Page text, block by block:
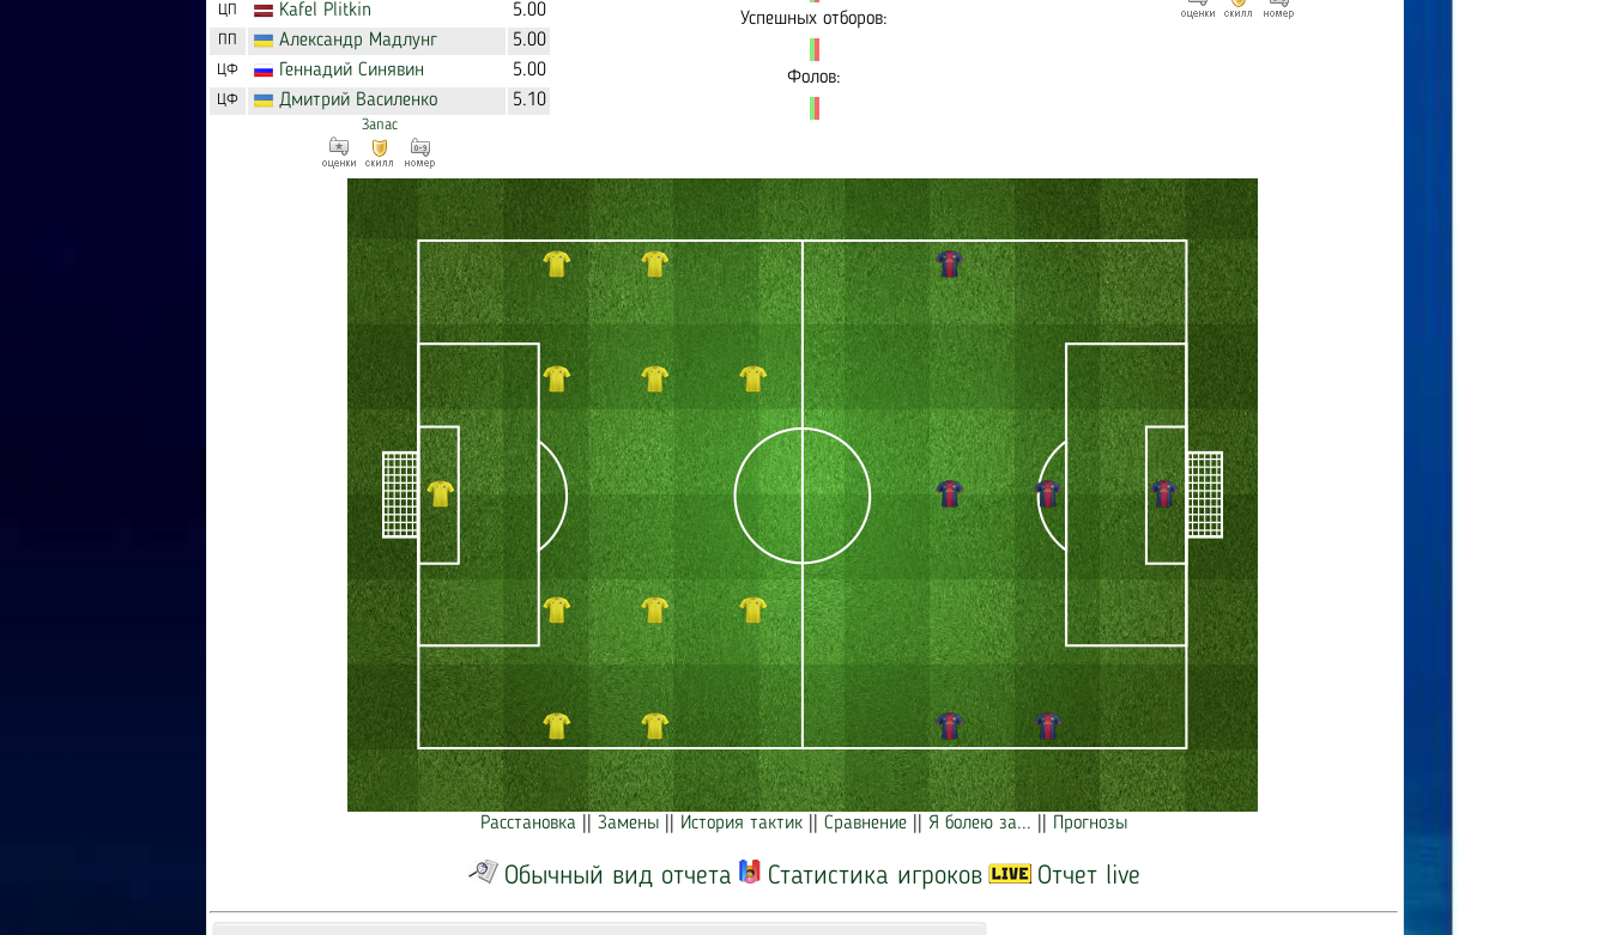
ЦП Kafel Plitkin 5.00
ПП Александр Мадлунг 5.00
ЦФ Геннадий Синявин 5.00
ЦФ Дмитрий Василенко 5.10
Запас
Успешных отборов:
Фолов:
Расстановка Замены История тактик Сравнение Я болею за... Прогнозы
Обычный вид отчета Статистика игроков Отчет live